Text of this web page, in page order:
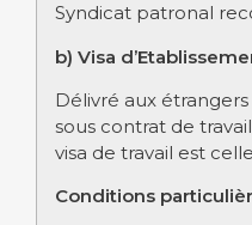
Syndicat patronal
b) Visa
Délivré aux
sous contrat de
visa de travail est
Conditions